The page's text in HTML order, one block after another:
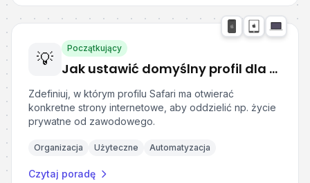
💡
Początkujący
Jak ustawić domyślny profil dla konkretnej strony internetowej w Safari
Zdefiniuj, w którym profilu Safari ma otwierać
konkretne strony internetowe, aby oddzielić np. życie
prywatne od zawodowego.
Organizacja Użyteczne Automatyzacja
Czytaj poradę